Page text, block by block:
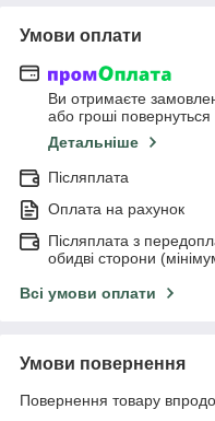
Умови оплати
Ви отримаєте
або гроші
Детальніше
Післяплата
Оплата на рахунок
Післяплата з
обидві сторони
Всі умови оплати
Умови повернення
Повернення товару